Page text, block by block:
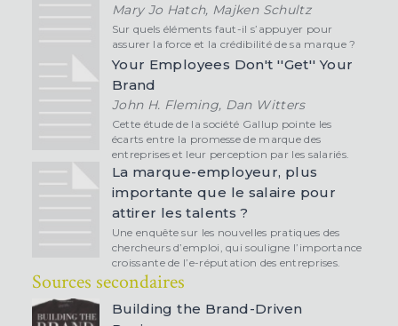
Mary Jo Hatch, Majken Schultz
Sur quels éléments faut-il s’appuyer pour
assurer la force et la crédibilité de sa marque ?
Your Employees Don't ''Get'' Your
Brand
John H. Fleming, Dan Witters
Cette étude de la société Gallup pointe les
écarts entre la promesse de marque des
entreprises et leur perception par les salariés.
La marque-employeur, plus
importante que le salaire pour
attirer les talents ?
Une enquête sur les nouvelles pratiques des
chercheurs d’emploi, qui souligne l’importance
croissante de l’e-réputation des entreprises.
Sources secondaires
Building the Brand-Driven